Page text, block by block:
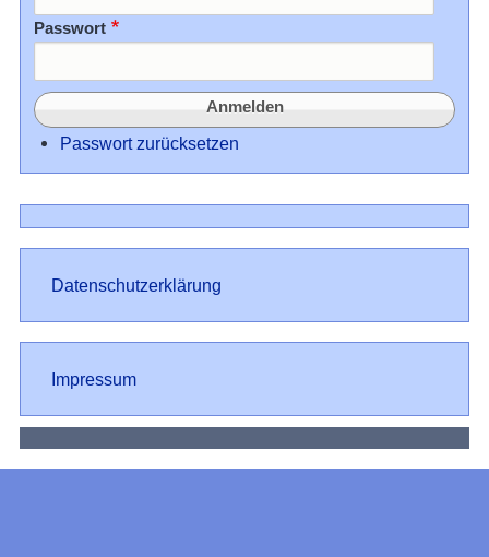
Passwort
Passwort zurücksetzen
Datenschutz
Datenschutzerklärung
Impressum
Impressum